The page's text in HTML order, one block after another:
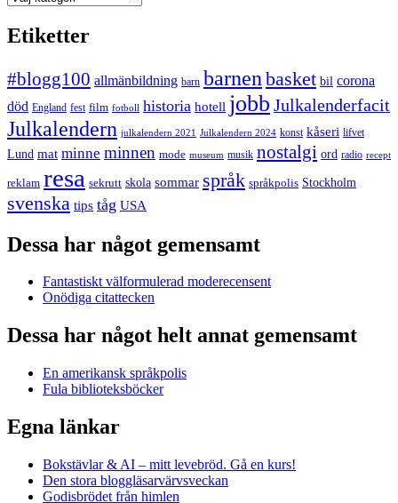
Etiketter
#blogg100 allmänbildning barn barnen basket bil corona
död England fest film fotboll historia hotell jobb Julkalenderfacit
Julkalendern julkalendern 2021 Julkalendern 2024 konst kåseri lifvet
Lund mat minne minnen mode museum musik nostalgi ord radio recept
reklam resa sekrutt skola sommar språk språkpolis Stockholm
svenska tips tåg USA
Dessa har något gemensamt
Fantastiskt välformulerad moderecensent
Onödiga citattecken
Dessa har något helt annat gemensamt
En amerikansk språkpolis
Fula biblioteksböcker
Egna länkar
Bokstävlar & AI – mitt levebröd. Gå en kurs!
Den stora bloggläsarvärvsveckan
Godisbrödet från himlen